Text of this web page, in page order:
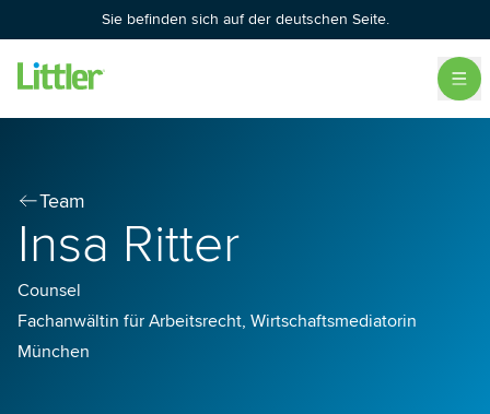
Sie befinden sich auf der deutschen Seite.
Team
Insa Ritter
Counsel
Fachanwältin für Arbeitsrecht, Wirtschaftsmediatorin
München